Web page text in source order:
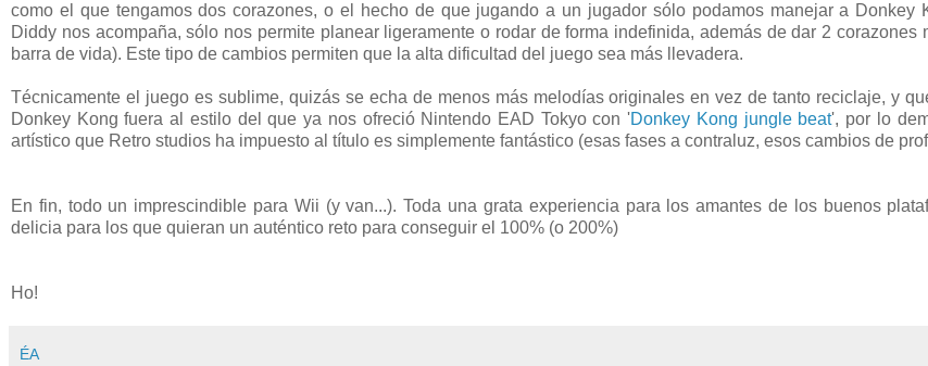
como el que tengamos dos corazones, o el hecho de que jugando a un jugador sólo podamos manejar a Donkey
Diddy nos acompaña, sólo nos permite planear ligeramente o rodar de forma indefinida, además de dar 2 corazones
barra de vida). Este tipo de cambios permiten que la alta dificultad del juego sea más llevadera.
Técnicamente el juego es sublime, quizás se echa de menos más melodías originales en vez de tanto reciclaje, y
Donkey Kong fuera al estilo del que ya nos ofreció Nintendo EAD Tokyo con 'Donkey Kong jungle beat', por lo
artístico que Retro studios ha impuesto al título es simplemente fantástico (esas fases a contraluz, esos cambios de
En fin, todo un imprescindible para Wii (y van...). Toda una grata experiencia para los amantes de los buenos
delicia para los que quieran un auténtico reto para conseguir el 100% (o 200%)
Ho!
ÉA